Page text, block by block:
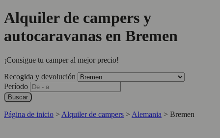
Alquiler de campers y
autocaravanas en Bremen
¡Consigue tu camper al mejor precio!
Recogida y devolución
Período
Buscar
Página de inicio > Alquiler de campers > Alemania > Bremen